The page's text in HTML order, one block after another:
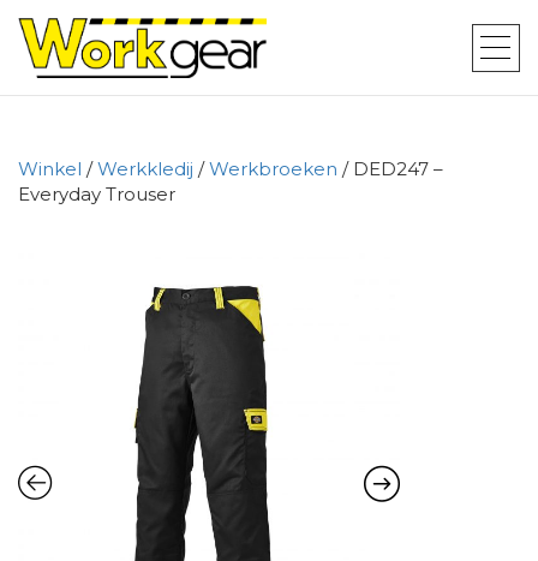
Winkel /Werkkledij /Werkbroeken / DED247 –
Everyday Trouser